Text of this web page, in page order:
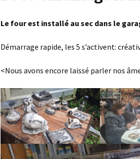
Le four est installé au sec dans le
Démarrage rapide, les 5 s’activent:
<Nous avons encore laissé parler nos